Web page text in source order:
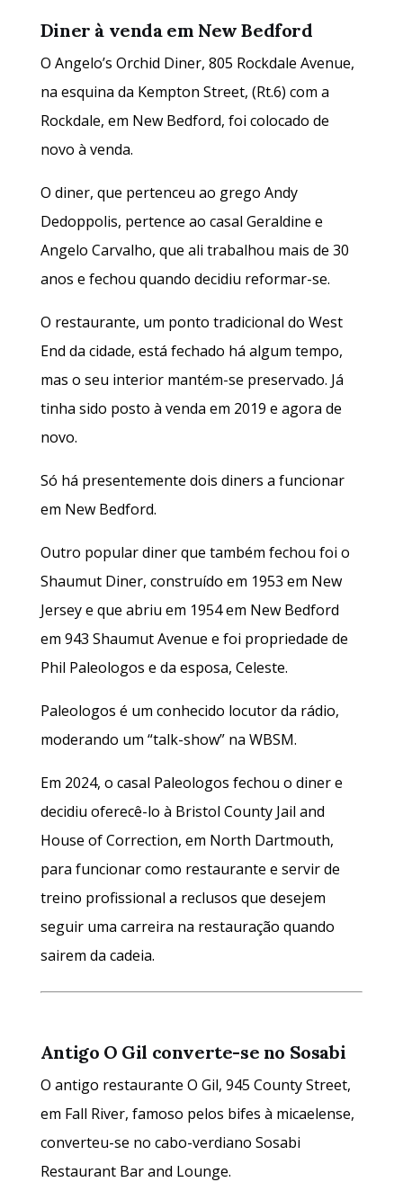
Diner à venda em New Bedford
O Angelo’s Orchid Diner, 805 Rockdale Avenue,
na esquina da Kempton Street, (Rt.6) com a
Rockdale, em New Bedford, foi colocado de
novo à venda.
O diner, que pertenceu ao grego Andy
Dedoppolis, pertence ao casal Geraldine e
Angelo Carvalho, que ali trabalhou mais de 30
anos e fechou quando decidiu reformar-se.
O restaurante, um ponto tradicional do West
End da cidade, está fechado há algum tempo,
mas o seu interior mantém-se preservado. Já
tinha sido posto à venda em 2019 e agora de
novo.
Só há presentemente dois diners a funcionar
em New Bedford.
Outro popular diner que também fechou foi o
Shaumut Diner, construído em 1953 em New
Jersey e que abriu em 1954 em New Bedford
em 943 Shaumut Avenue e foi propriedade de
Phil Paleologos e da esposa, Celeste.
Paleologos é um conhecido locutor da rádio,
moderando um “talk-show” na WBSM.
Em 2024, o casal Paleologos fechou o diner e
decidiu oferecê-lo à Bristol County Jail and
House of Correction, em North Dartmouth,
para funcionar como restaurante e servir de
treino profissional a reclusos que desejem
seguir uma carreira na restauração quando
sairem da cadeia.
Antigo O Gil converte-se no Sosabi
O antigo restaurante O Gil, 945 County Street,
em Fall River, famoso pelos bifes à micaelense,
converteu-se no cabo-verdiano Sosabi
Restaurant Bar and Lounge.